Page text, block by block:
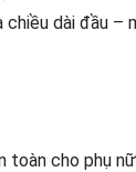
dài đầu –
toàn cho phụ